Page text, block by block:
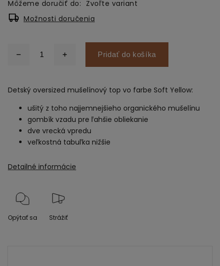
Môžeme doručiť do: Zvoľte variant
Možnosti doručenia
Pridať do košíka
Detský oversized mušelínový top vo farbe Soft Yellow:
ušitý z toho najjemnejšieho organického mušelínu
gombík vzadu pre ľahšie obliekanie
dve vrecká vpredu
veľkostná tabuľka nižšie
Detailné informácie
Opýtať sa Strážiť